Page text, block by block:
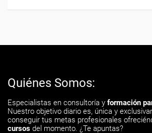
Quiénes Somos:
Especialistas en consultoría y formación
Nuestro objetivo diario es, única y
conseguir tus metas profesionales
cursos del momento. ¿Te apuntas?